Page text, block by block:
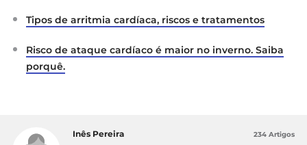
Tipos de arritmia cardíaca, riscos e tratamentos
Risco de ataque cardíaco é maior no inverno. Saiba
porquê.
Inês Pereira 234 Artigos